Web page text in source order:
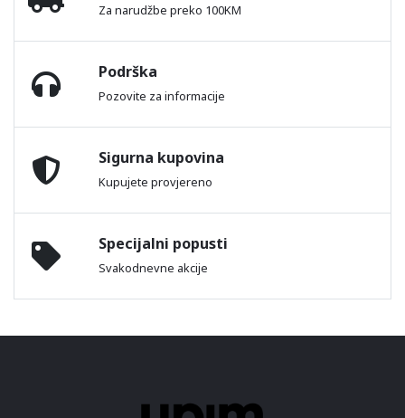
Za narudžbe preko 100KM
Podrška
Pozovite za informacije
Sigurna kupovina
Kupujete provjereno
Specijalni popusti
Svakodnevne akcije